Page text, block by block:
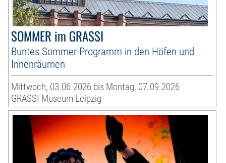
SOMMER im GRASSI
Buntes Sommer-Programm in den Höfen und
Innenräumen
Mittwoch, 03.06.2026 bis Montag, 07.09.2026
GRASSI Museum Leipzig